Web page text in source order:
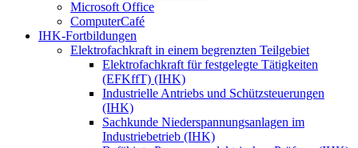
Microsoft Office
ComputerCafé
IHK-Fortbildungen
Elektrofachkraft in einem begrenzten Teilgebiet
Elektrofachkraft für festgelegte Tätigkeiten
(EFKffT) (IHK)
Industrielle Antriebs und Schützsteuerungen
(IHK)
Sachkunde Niederspannungsanlagen im
Industriebetrieb (IHK)